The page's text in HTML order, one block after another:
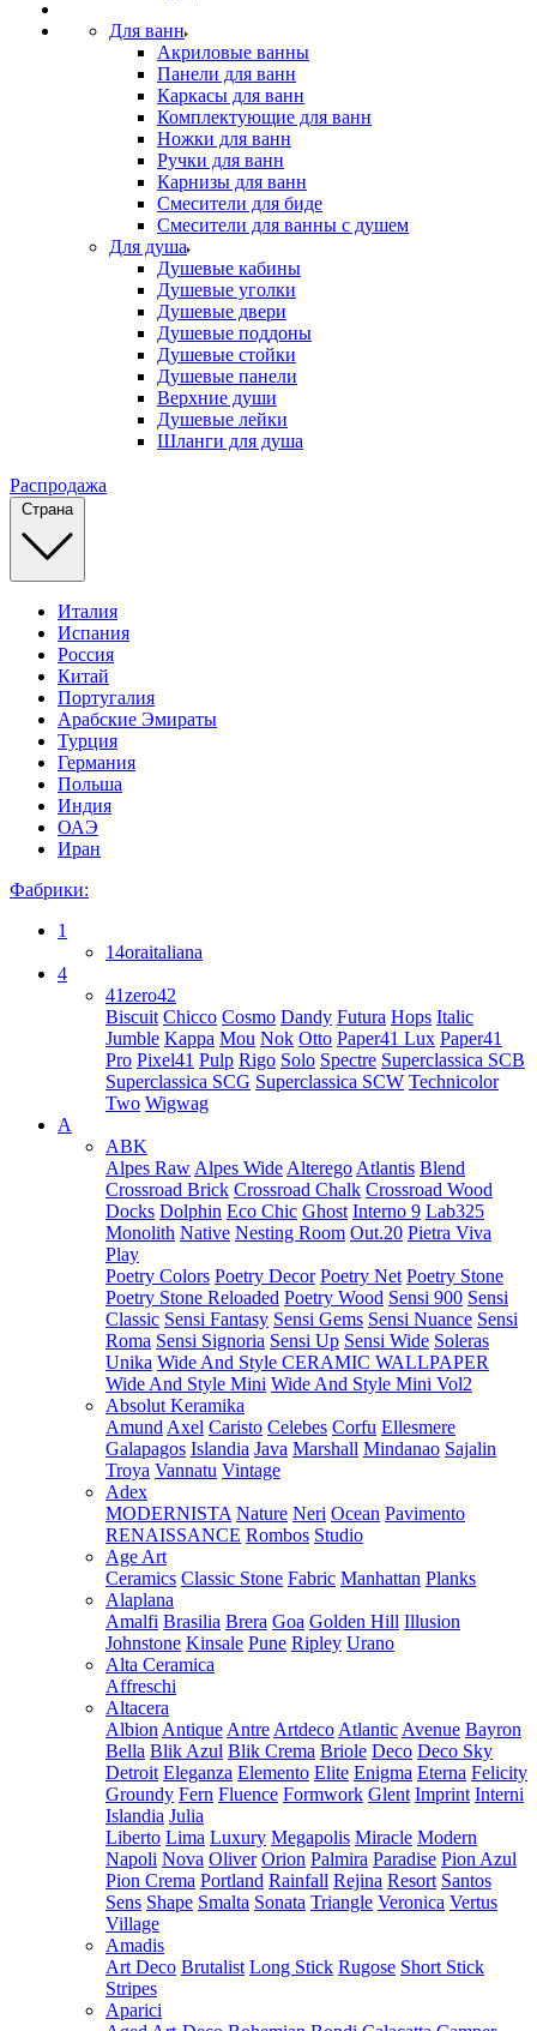
Для ванн
Акриловые ванны
Панели для ванн
Каркасы для ванн
Комплектующие для ванн
Ножки для ванн
Ручки для ванн
Карнизы для ванн
Смесители для биде
Смесители для ванны с душем
Для душа
Душевые кабины
Душевые уголки
Душевые двери
Душевые поддоны
Душевые стойки
Душевые панели
Верхние души
Душевые лейки
Шланги для душа
Распродажа
Страна
Италия
Испания
Россия
Китай
Португалия
Арабские Эмираты
Турция
Германия
Польша
Индия
ОАЭ
Иран
Фабрики:
1
14oraitaliana
4
41zero42
Biscuit Chicco Cosmo Dandy Futura Hops Italic
Jumble Kappa Mou Nok Otto Paper41 Lux Paper41
Pro Pixel41 Pulp Rigo Solo Spectre Superclassica SCB
Superclassica SCG Superclassica SCW Technicolor
Two Wigwag
A
ABK
Alpes Raw Alpes Wide Alterego Atlantis Blend
Crossroad Brick Crossroad Chalk Crossroad Wood
Docks Dolphin Eco Chic Ghost Interno 9 Lab325
Monolith Native Nesting Room Out.20 Pietra Viva
Play
Poetry Colors Poetry Decor Poetry Net Poetry Stone
Poetry Stone Reloaded Poetry Wood Sensi 900 Sensi
Classic Sensi Fantasy Sensi Gems Sensi Nuance Sensi
Roma Sensi Signoria Sensi Up Sensi Wide Soleras
Unika Wide And Style CERAMIC WALLPAPER
Wide And Style Mini Wide And Style Mini Vol2
Absolut Keramika
Amund Axel Caristo Celebes Corfu Ellesmere
Galapagos Islandia Java Marshall Mindanao Sajalin
Troya Vannatu Vintage
Adex
MODERNISTA Nature Neri Ocean Pavimento
RENAISSANCE Rombos Studio
Age Art
Ceramics Classic Stone Fabric Manhattan Planks
Alaplana
Amalfi Brasilia Brera Goa Golden Hill Illusion
Johnstone Kinsale Pune Ripley Urano
Alta Ceramica
Affreschi
Altacera
Albion Antique Antre Artdeco Atlantic Avenue Bayron
Bella Blik Azul Blik Crema Briole Deco Deco Sky
Detroit Eleganza Elemento Elite Enigma Eterna Felicity
Groundy Fern Fluence Formwork Glent Imprint Interni
Islandia Julia
Liberto Lima Luxury Megapolis Miracle Modern
Napoli Nova Oliver Orion Palmira Paradise Pion Azul
Pion Crema Portland Rainfall Rejina Resort Santos
Sens Shape Smalta Sonata Triangle Veronica Vertus
Village
Amadis
Art Deco Brutalist Long Stick Rugose Short Stick
Stripes
Aparici